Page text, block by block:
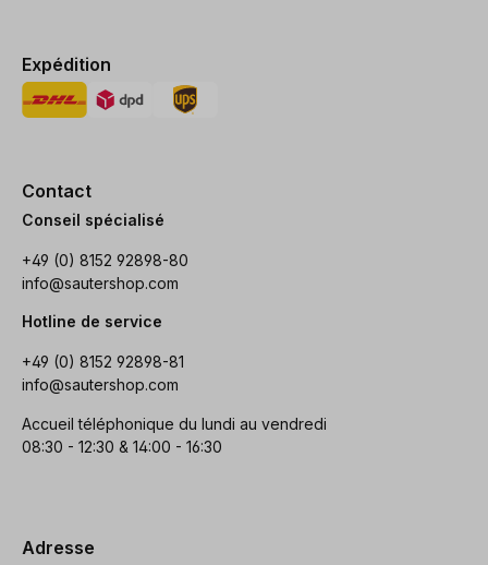
Expédition
Contact
Conseil spécialisé
+49 (0) 8152 92898-80
info@sautershop.com
Hotline de service
+49 (0) 8152 92898-81
info@sautershop.com
Accueil téléphonique du lundi au vendredi
08:30 - 12:30 & 14:00 - 16:30
Adresse